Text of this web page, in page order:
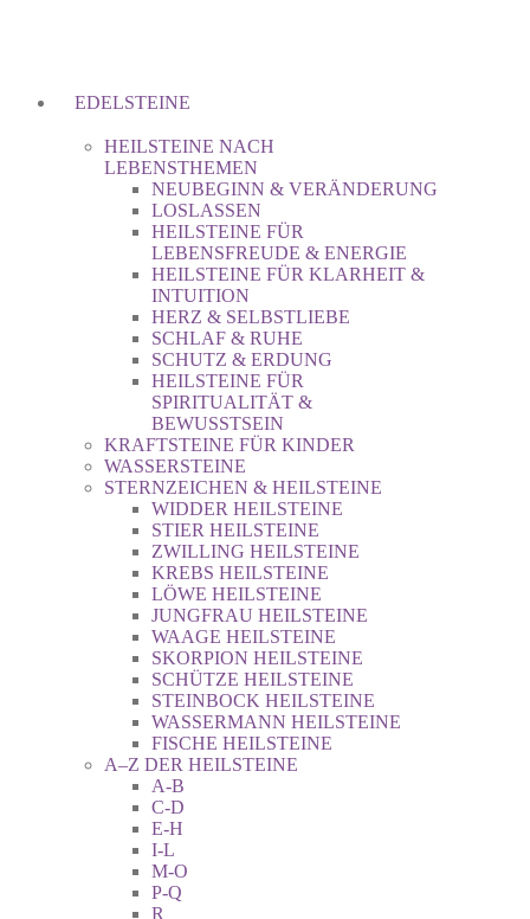
EDELSTEINE
HEILSTEINE NACH
LEBENSTHEMEN
NEUBEGINN & VERÄNDERUNG
LOSLASSEN
HEILSTEINE FÜR
LEBENSFREUDE & ENERGIE
HEILSTEINE FÜR KLARHEIT &
INTUITION
HERZ & SELBSTLIEBE
SCHLAF & RUHE
SCHUTZ & ERDUNG
HEILSTEINE FÜR
SPIRITUALITÄT &
BEWUSSTSEIN
KRAFTSTEINE FÜR KINDER
WASSERSTEINE
STERNZEICHEN & HEILSTEINE
WIDDER HEILSTEINE
STIER HEILSTEINE
ZWILLING HEILSTEINE
KREBS HEILSTEINE
LÖWE HEILSTEINE
JUNGFRAU HEILSTEINE
WAAGE HEILSTEINE
SKORPION HEILSTEINE
SCHÜTZE HEILSTEINE
STEINBOCK HEILSTEINE
WASSERMANN HEILSTEINE
FISCHE HEILSTEINE
A–Z DER HEILSTEINE
A-B
C-D
E-H
I-L
M-O
P-Q
R